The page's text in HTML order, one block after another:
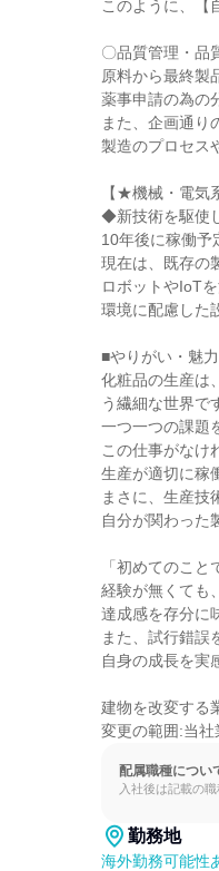
このように、【
〇品質管理・品
原料から最終製
薬事申請の為の
また、企画通り
製造のプロセス
【★機械・電気
◆新技術を駆使
10年後に稼働予
現在は、既存の
ロボットやIoT
環境に配慮した
■やりがい・魅力
化粧品の生産は
う繊細な世界で
一つ一つの課題
この仕事がなけ
生産が適切に稼
まさに、生産技
自分が関わった
「初めてのこ
経験が無くても
達成感を存分に
また、試行錯誤
自身の成長を実
建物を改変する
変更の範囲:当社
配属職種につい
入社後は記載の
勤務地
海外勤務可能性